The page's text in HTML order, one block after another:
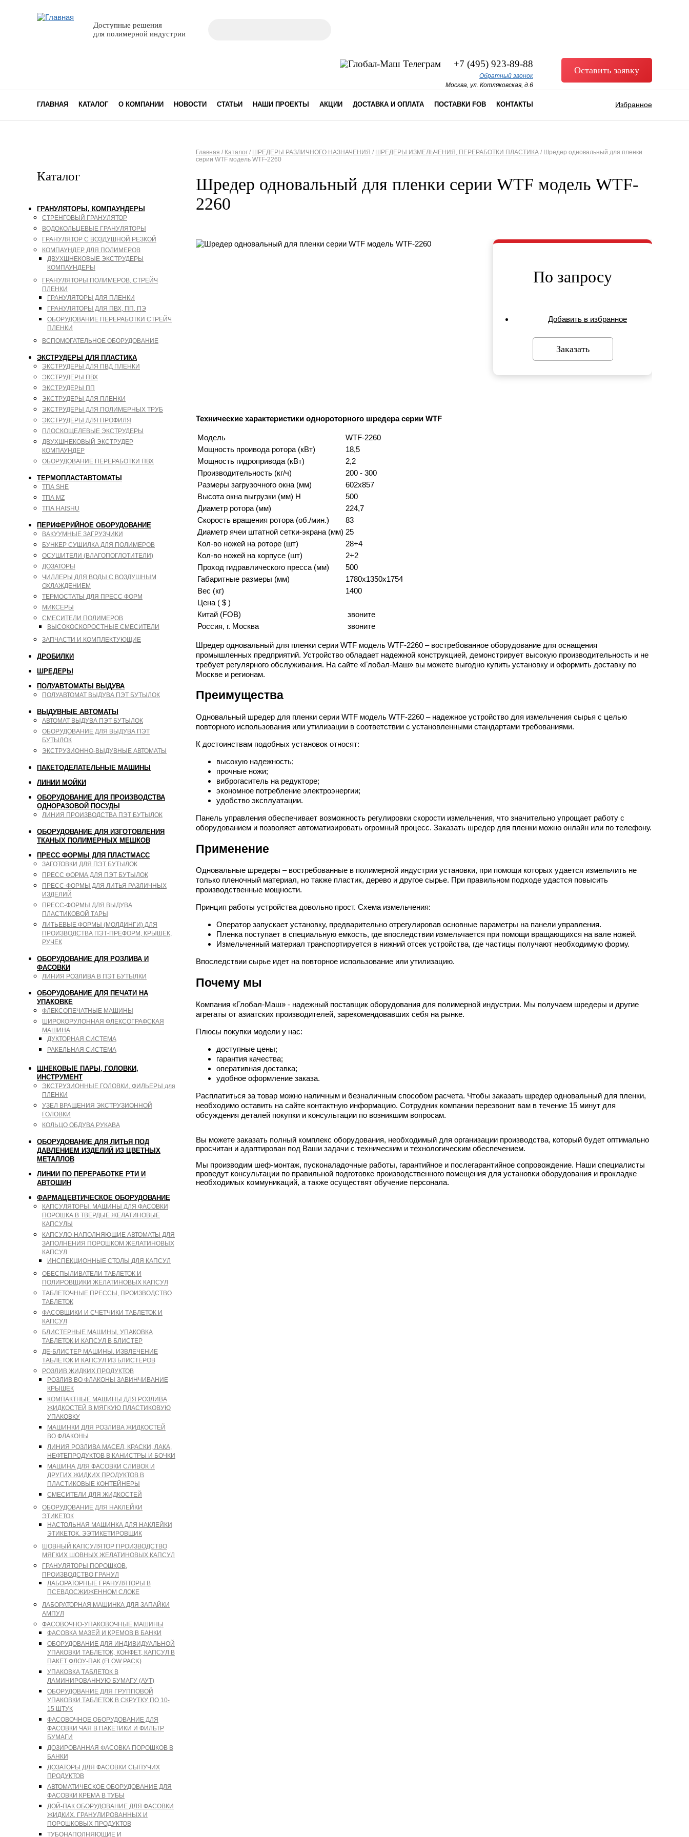
Доступные решения
для полимерной индустрии
+7 (495) 923-89-88
Обратный звонок
Москва, ул. Котляковская, д.6
Оставить заявку
ГЛАВНАЯ КАТАЛОГ О КОМПАНИИ НОВОСТИ СТАТЬИ НАШИ ПРОЕКТЫ АКЦИИ ДОСТАВКА И ОПЛАТА ПОСТАВКИ FOB КОНТАКТЫ Избранное
Каталог
ГРАНУЛЯТОРЫ, КОМПАУНДЕРЫ
СТРЕНГОВЫЙ ГРАНУЛЯТОР
ВОДОКОЛЬЦЕВЫЕ ГРАНУЛЯТОРЫ
ГРАНУЛЯТОР С ВОЗДУШНОЙ РЕЗКОЙ
КОМПАУНДЕР ДЛЯ ПОЛИМЕРОВ
ДВУХШНЕКОВЫЕ ЭКСТРУДЕРЫ
КОМПАУНДЕРЫ
ГРАНУЛЯТОРЫ ПОЛИМЕРОВ, СТРЕЙЧ
ПЛЕНКИ
ГРАНУЛЯТОРЫ ДЛЯ ПЛЕНКИ
ГРАНУЛЯТОРЫ ДЛЯ ПВХ, ПП, ПЭ
ОБОРУДОВАНИЕ ПЕРЕРАБОТКИ СТРЕЙЧ
ПЛЕНКИ
ВСПОМОГАТЕЛЬНОЕ ОБОРУДОВАНИЕ
ЭКСТРУДЕРЫ ДЛЯ ПЛАСТИКА
ЭКСТРУДЕРЫ ДЛЯ ПВД ПЛЕНКИ
ЭКСТРУДЕРЫ ПВХ
ЭКСТРУДЕРЫ ПП
ЭКСТРУДЕРЫ ДЛЯ ПЛЕНКИ
ЭКСТРУДЕРЫ ДЛЯ ПОЛИМЕРНЫХ ТРУБ
ЭКСТРУДЕРЫ ДЛЯ ПРОФИЛЯ
ПЛОСКОЩЕЛЕВЫЕ ЭКСТРУДЕРЫ
ДВУХШНЕКОВЫЙ ЭКСТРУДЕР
КОМПАУНДЕР
ОБОРУДОВАНИЕ ПЕРЕРАБОТКИ ПВХ
ТЕРМОПЛАСТАВТОМАТЫ
ТПА SHE
ТПА MZ
ТПА HAISHU
ПЕРИФЕРИЙНОЕ ОБОРУДОВАНИЕ
ВАКУУМНЫЕ ЗАГРУЗЧИКИ
БУНКЕР СУШИЛКА ДЛЯ ПОЛИМЕРОВ
ОСУШИТЕЛИ (ВЛАГОПОГЛОТИТЕЛИ)
ДОЗАТОРЫ
ЧИЛЛЕРЫ ДЛЯ ВОДЫ С ВОЗДУШНЫМ
ОХЛАЖДЕНИЕМ
ТЕРМОСТАТЫ ДЛЯ ПРЕСС ФОРМ
МИКСЕРЫ
СМЕСИТЕЛИ ПОЛИМЕРОВ
ВЫСОКОСКОРОСТНЫЕ СМЕСИТЕЛИ
ЗАПЧАСТИ И КОМПЛЕКТУЮЩИЕ
ДРОБИЛКИ
ШРЕДЕРЫ
ПОЛУАВТОМАТЫ ВЫДУВА
ПОЛУАВТОМАТ ВЫДУВА ПЭТ БУТЫЛОК
ВЫДУВНЫЕ АВТОМАТЫ
АВТОМАТ ВЫДУВА ПЭТ БУТЫЛОК
ОБОРУДОВАНИЕ ДЛЯ ВЫДУВА ПЭТ
БУТЫЛОК
ЭКСТРУЗИОННО-ВЫДУВНЫЕ АВТОМАТЫ
ПАКЕТОДЕЛАТЕЛЬНЫЕ МАШИНЫ
ЛИНИИ МОЙКИ
ОБОРУДОВАНИЕ ДЛЯ ПРОИЗВОДСТВА
ОДНОРАЗОВОЙ ПОСУДЫ
ЛИНИЯ ПРОИЗВОДСТВА ПЭТ БУТЫЛОК
ОБОРУДОВАНИЕ ДЛЯ ИЗГОТОВЛЕНИЯ
ТКАНЫХ ПОЛИМЕРНЫХ МЕШКОВ
ПРЕСС ФОРМЫ ДЛЯ ПЛАСТМАСС
ЗАГОТОВКИ ДЛЯ ПЭТ БУТЫЛОК
ПРЕСС ФОРМА ДЛЯ ПЭТ БУТЫЛОК
ПРЕСС-ФОРМЫ ДЛЯ ЛИТЬЯ РАЗЛИЧНЫХ
ИЗДЕЛИЙ
ПРЕСС-ФОРМЫ ДЛЯ ВЫДУВА
ПЛАСТИКОВОЙ ТАРЫ
ЛИТЬЕВЫЕ ФОРМЫ (МОЛДИНГИ) ДЛЯ
ПРОИЗВОДСТВА ПЭТ-ПРЕФОРМ, КРЫШЕК,
РУЧЕК
ОБОРУДОВАНИЕ ДЛЯ РОЗЛИВА И
ФАСОВКИ
ЛИНИЯ РОЗЛИВА В ПЭТ БУТЫЛКИ
ОБОРУДОВАНИЕ ДЛЯ ПЕЧАТИ НА
УПАКОВКЕ
ФЛЕКСОПЕЧАТНЫЕ МАШИНЫ
ШИРОКОРУЛОННАЯ ФЛЕКСОГРАФСКАЯ
МАШИНА
ДУКТОРНАЯ СИСТЕМА
РАКЕЛЬНАЯ СИСТЕМА
ШНЕКОВЫЕ ПАРЫ, ГОЛОВКИ,
ИНСТРУМЕНТ
ЭКСТРУЗИОННЫЕ ГОЛОВКИ, ФИЛЬЕРЫ для
ПЛЕНКИ
УЗЕЛ ВРАЩЕНИЯ ЭКСТРУЗИОННОЙ
ГОЛОВКИ
КОЛЬЦО ОБДУВА РУКАВА
ОБОРУДОВАНИЕ ДЛЯ ЛИТЬЯ ПОД
ДАВЛЕНИЕМ ИЗДЕЛИЙ ИЗ ЦВЕТНЫХ
МЕТАЛЛОВ
ЛИНИИ ПО ПЕРЕРАБОТКЕ РТИ И
АВТОШИН
ФАРМАЦЕВТИЧЕСКОЕ ОБОРУДОВАНИЕ
КАПСУЛЯТОРЫ. МАШИНЫ ДЛЯ ФАСОВКИ
ПОРОШКА В ТВЕРДЫЕ ЖЕЛАТИНОВЫЕ
КАПСУЛЫ
КАПСУЛО-НАПОЛНЯЮЩИЕ АВТОМАТЫ ДЛЯ
ЗАПОЛНЕНИЯ ПОРОШКОМ ЖЕЛАТИНОВЫХ
КАПСУЛ
ИНСПЕКЦИОННЫЕ СТОЛЫ ДЛЯ КАПСУЛ
ОБЕСПЫЛИВАТЕЛИ ТАБЛЕТОК И
ПОЛИРОВЩИКИ ЖЕЛАТИНОВЫХ КАПСУЛ
ТАБЛЕТОЧНЫЕ ПРЕССЫ, ПРОИЗВОДСТВО
ТАБЛЕТОК
ФАСОВЩИКИ И СЧЕТЧИКИ ТАБЛЕТОК И
КАПСУЛ
БЛИСТЕРНЫЕ МАШИНЫ, УПАКОВКА
ТАБЛЕТОК И КАПСУЛ В БЛИСТЕР
ДЕ-БЛИСТЕР МАШИНЫ. ИЗВЛЕЧЕНИЕ
ТАБЛЕТОК И КАПСУЛ ИЗ БЛИСТЕРОВ
РОЗЛИВ ЖИДКИХ ПРОДУКТОВ
РОЗЛИВ ВО ФЛАКОНЫ ЗАВИНЧИВАНИЕ
КРЫШЕК
КОМПАКТНЫЕ МАШИНЫ ДЛЯ РОЗЛИВА
ЖИДКОСТЕЙ В МЯГКУЮ ПЛАСТИКОВУЮ
УПАКОВКУ
МАШИНКИ ДЛЯ РОЗЛИВА ЖИДКОСТЕЙ
ВО ФЛАКОНЫ
ЛИНИЯ РОЗЛИВА МАСЕЛ, КРАСКИ, ЛАКА,
НЕФТЕПРОДУКТОВ В КАНИСТРЫ И БОЧКИ
МАШИНА ДЛЯ ФАСОВКИ СЛИВОК И
ДРУГИХ ЖИДКИХ ПРОДУКТОВ В
ПЛАСТИКОВЫЕ КОНТЕЙНЕРЫ
СМЕСИТЕЛИ ДЛЯ ЖИДКОСТЕЙ
ОБОРУДОВАНИЕ ДЛЯ НАКЛЕЙКИ
ЭТИКЕТОК
НАСТОЛЬНАЯ МАШИНКА ДЛЯ НАКЛЕЙКИ
ЭТИКЕТОК. ЭЭТИКЕТИРОВЩИК
ШОВНЫЙ КАПСУЛЯТОР ПРОИЗВОДСТВО
МЯГКИХ ШОВНЫХ ЖЕЛАТИНОВЫХ КАПСУЛ
ГРАНУЛЯТОРЫ ПОРОШКОВ,
ПРОИЗВОДСТВО ГРАНУЛ
ЛАБОРАТОРНЫЕ ГРАНУЛЯТОРЫ В
ПСЕВДОСЖИЖЕННОМ СЛОКЕ
ЛАБОРАТОРНАЯ МАШИНКА ДЛЯ ЗАПАЙКИ
АМПУЛ
ФАСОВОЧНО-УПАКОВОЧНЫЕ МАШИНЫ
ФАСОВКА МАЗЕЙ И КРЕМОВ В БАНКИ
ОБОРУДОВАНИЕ ДЛЯ ИНДИВИДУАЛЬНОЙ
УПАКОВКИ ТАБЛЕТОК, КОНФЕТ, КАПСУЛ В
ПАКЕТ ФЛОУ-ПАК (FLOW PACK)
УПАКОВКА ТАБЛЕТОК В
ЛАМИНИРОВАННУЮ БУМАГУ (АУТ)
ОБОРУДОВАНИЕ ДЛЯ ГРУППОВОЙ
УПАКОВКИ ТАБЛЕТОК В СКРУТКУ ПО 10-
15 ШТУК
ФАСОВОЧНОЕ ОБОРУДОВАНИЕ ДЛЯ
ФАСОВКИ ЧАЯ В ПАКЕТИКИ И ФИЛЬТР
БУМАГИ
ДОЗИРОВАННАЯ ФАСОВКА ПОРОШКОВ В
БАНКИ
ДОЗАТОРЫ ДЛЯ ФАСОВКИ СЫПУЧИХ
ПРОДУКТОВ
АВТОМАТИЧЕСКОЕ ОБОРУДОВАНИЕ ДЛЯ
ФАСОВКИ КРЕМА В ТУБЫ
ДОЙ-ПАК ОБОРУДОВАНИЕ ДЛЯ ФАСОВКИ
ЖИДКИХ, ГРАНУЛИРОВАННЫХ И
ПОРОШКОВЫХ ПРОДУКТОВ
ТУБОНАПОЛНЯЮЩИЕ И
Вы здесь
Главная / Каталог / ШРЕДЕРЫ РАЗЛИЧНОГО НАЗНАЧЕНИЯ / ШРЕДЕРЫ ИЗМЕЛЬЧЕНИЯ, ПЕРЕРАБОТКИ ПЛАСТИКА / Шредер одновальный для пленки
серии WTF модель WTF-2260
Шредер одновальный для пленки серии WTF модель WTF-
2260
По запросу
Добавить в избранное
Заказать
Технические характеристики однороторного шредера серии WTF
Модель
WTF-2260
Мощность проивода ротора (кВт)
18,5
Мощность гидропривода (кВт)
2,2
Производительность (кг/ч)
200 - 300
Размеры загрузочного окна (мм)
602x857
Высота окна выгрузки (мм) H
500
Диаметр ротора (мм)
224,7
Скорость вращения ротора (об./мин.)
83
Диаметр ячеи штатной сетки-экрана (мм) 25
Кол-во ножей на роторе (шт)
28+4
Кол-во ножей на корпусе (шт)
2+2
Проход гидравлического пресса (мм)
500
Габаритные размеры (мм)
1780x1350x1754
Вес (кг)
1400
Цена ( $ )
Китай (FOB)
звоните
Россия, г. Москва
звоните
Шредер одновальный для пленки серии WTF модель WTF-2260 – востребованное оборудование для оснащения
промышленных предприятий. Устройство обладает надежной конструкцией, демонстрирует высокую производительность и не
требует регулярного обслуживания. На сайте «Глобал-Маш» вы можете выгодно купить установку и оформить доставку по
Москве и регионам.
Преимущества
Одновальный шредер для пленки серии WTF модель WTF-2260 – надежное устройство для измельчения сырья с целью
повторного использования или утилизации в соответствии с установленными стандартами требованиями.
К достоинствам подобных установок относят:
высокую надежность;
прочные ножи;
виброгаситель на редукторе;
экономное потребление электроэнергии;
удобство эксплуатации.
Панель управления обеспечивает возможность регулировки скорости измельчения, что значительно упрощает работу с
оборудованием и позволяет автоматизировать огромный процесс. Заказать шредер для пленки можно онлайн или по телефону.
Применение
Одновальные шредеры – востребованные в полимерной индустрии установки, при помощи которых удается измельчить не
только пленочный материал, но также пластик, дерево и другое сырье. При правильном подходе удастся повысить
производственные мощности.
Принцип работы устройства довольно прост. Схема измельчения:
Оператор запускает установку, предварительно отрегулировав основные параметры на панели управления.
Пленка поступает в специальную емкость, где впоследствии измельчается при помощи вращающихся на вале ножей.
Измельченный материал транспортируется в нижний отсек устройства, где частицы получают необходимую форму.
Впоследствии сырье идет на повторное использование или утилизацию.
Почему мы
Компания «Глобал-Маш» - надежный поставщик оборудования для полимерной индустрии. Мы получаем шредеры и другие
агрегаты от азиатских производителей, зарекомендовавших себя на рынке.
Плюсы покупки модели у нас:
доступные цены;
гарантия качества;
оперативная доставка;
удобное оформление заказа.
Расплатиться за товар можно наличным и безналичным способом расчета. Чтобы заказать шредер одновальный для пленки,
необходимо оставить на сайте контактную информацию. Сотрудник компании перезвонит вам в течение 15 минут для
обсуждения деталей покупки и консультации по возникшим вопросам.
Вы можете заказать полный комплекс оборудования, необходимый для организации производства, который будет оптимально
просчитан и адаптирован под Ваши задачи с техническим и технологическим обеспечением.
Мы производим шеф-монтаж, пусконаладочные работы, гарантийное и послегарантийное сопровождение. Наши специалисты
проведут консультации по правильной подготовке производственного помещения для установки оборудования и прокладке
необходимых коммуникаций, а также осуществят обучение персонала.